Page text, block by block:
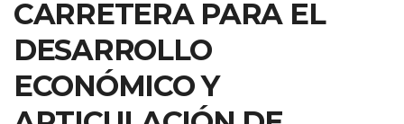
CARRETERA PARA EL
DESARROLLO
ECONÓMICO Y